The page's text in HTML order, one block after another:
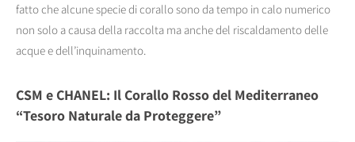
fatto che alcune specie di corallo sono da tempo in calo numerico
non solo a causa della raccolta ma anche del riscaldamento delle
acque e dell’inquinamento.
CSM e CHANEL: Il Corallo Rosso del Mediterraneo
“Tesoro Naturale da Proteggere”